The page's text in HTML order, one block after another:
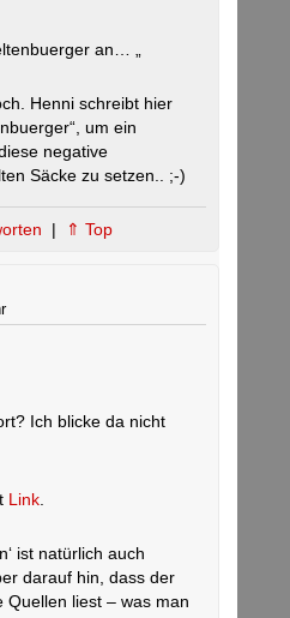
an… „
Henni schreibt hier
um ein
negative
Säcke zu setzen.. ;-)
| ⇑ Top
Ich blicke da nicht
Link
ist natürlich auch
darauf hin, dass der
Quellen liest – was man